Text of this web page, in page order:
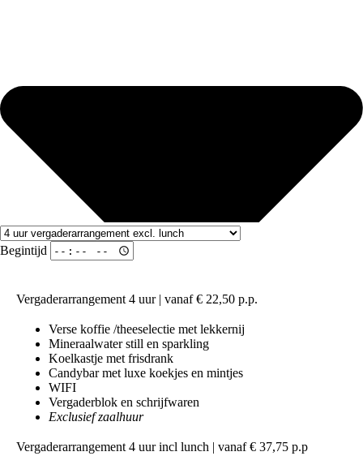
Begintijd
Vergaderarrangement 4 uur | vanaf € 22,50 p.p.
Verse koffie /theeselectie met lekkernij
Mineraalwater still en sparkling
Koelkastje met frisdrank
Candybar met luxe koekjes en mintjes
WIFI
Vergaderblok en schrijfwaren
Exclusief zaalhuur
‍Vergaderarrangement 4 uur incl lunch | vanaf € 37,75 p.p